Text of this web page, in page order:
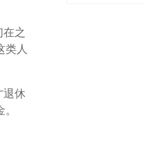
之
类人
退休